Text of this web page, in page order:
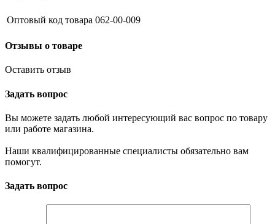
Оптовый код товара 062-00-009
Отзывы о товаре
Оставить отзыв
Задать вопрос
Вы можете задать любой интересующий вас вопрос по товару
или работе магазина.
Наши квалифицированные специалисты обязательно вам
помогут.
Задать вопрос